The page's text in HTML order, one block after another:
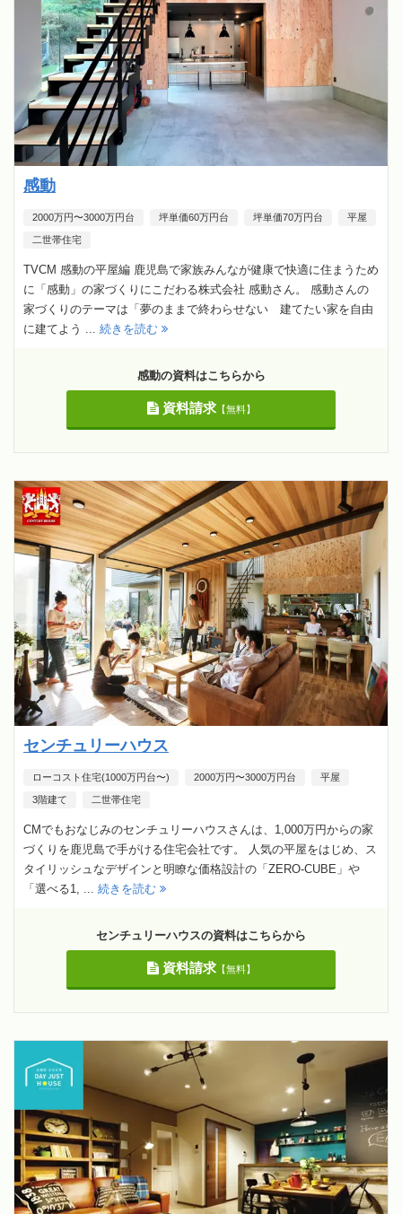
感動
2000万円〜3000万円台 坪単価60万円台 坪単価70万円台 平屋
二世帯住宅
TVCM 感動の平屋編 鹿児島で家族みんなが健康で快適に住まうため
に「感動」の家づくりにこだわる株式会社 感動さん。 感動さんの
家づくりのテーマは「夢のままで終わらせない 建てたい家を自由
に建てよう ... 続きを読む
感動の資料はこちらから
資料請求【無料】
センチュリーハウス
ローコスト住宅(1000万円台〜) 2000万円〜3000万円台 平屋
3階建て 二世帯住宅
CMでもおなじみのセンチュリーハウスさんは、1,000万円からの家
づくりを鹿児島で手がける住宅会社です。 人気の平屋をはじめ、ス
タイリッシュなデザインと明瞭な価格設計の「ZERO-CUBE」や
「選べる1, ... 続きを読む
センチュリーハウスの資料はこちらから
資料請求【無料】